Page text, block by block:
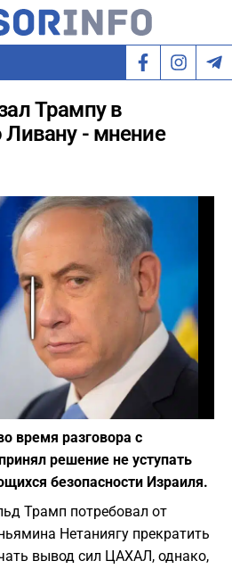
Трампу в
Ливану - мнение
Play
Фото: depositphotos.com
время разговора с
решение не уступать
безопасности Израиля.
Трамп потребовал от
Нетаниягу прекратить
вывод сил ЦАХАЛ, однако,